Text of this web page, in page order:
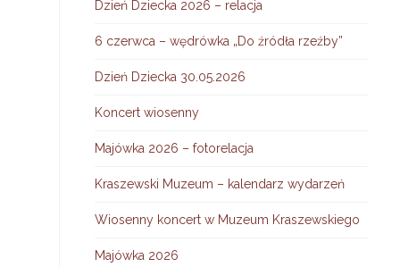
Dzień Dziecka 2026 – relacja
6 czerwca – wędrówka „Do źródła rzeźby”
Dzień Dziecka 30.05.2026
Koncert wiosenny
Majówka 2026 – fotorelacja
Kraszewski Muzeum – kalendarz wydarzeń
Wiosenny koncert w Muzeum Kraszewskiego
Majówka 2026